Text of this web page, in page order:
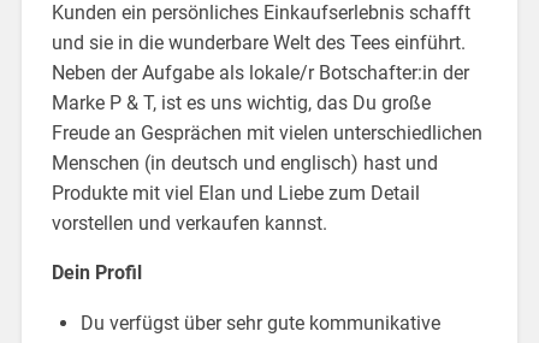
Kunden ein persönliches Einkaufserlebnis schafft
und sie in die wunderbare Welt des Tees einführt.
Neben der Aufgabe als lokale/r Botschafter:in der
Marke P & T, ist es uns wichtig, das Du große
Freude an Gesprächen mit vielen unterschiedlichen
Menschen (in deutsch und englisch) hast und
Produkte mit viel Elan und Liebe zum Detail
vorstellen und verkaufen kannst.
Dein Profil
Du verfügst über sehr gute kommunikative